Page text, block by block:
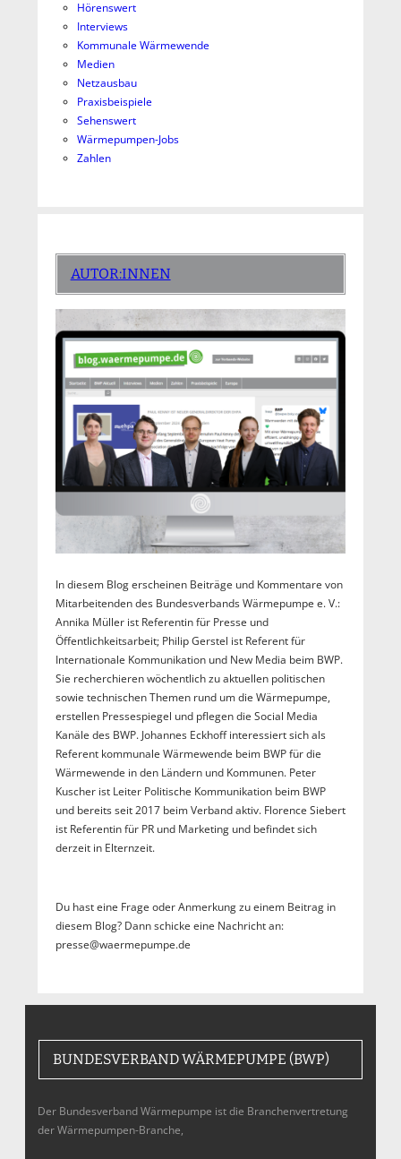
Hörenswert
Interviews
Kommunale Wärmewende
Medien
Netzausbau
Praxisbeispiele
Sehenswert
Wärmepumpen-Jobs
Zahlen
AUTOR:INNEN
In diesem Blog erscheinen Beiträge und Kommentare von
Mitarbeitenden des Bundesverbands Wärmepumpe e. V.:
Annika Müller ist Referentin für Presse und
Öffentlichkeitsarbeit; Philip Gerstel ist Referent für
Internationale Kommunikation und New Media beim BWP.
Sie recherchieren wöchentlich zu aktuellen politischen
sowie technischen Themen rund um die Wärmepumpe,
erstellen Pressespiegel und pflegen die Social Media
Kanäle des BWP. Johannes Eckhoff interessiert sich als
Referent kommunale Wärmewende beim BWP für die
Wärmewende in den Ländern und Kommunen. Peter
Kuscher ist Leiter Politische Kommunikation beim BWP
und bereits seit 2017 beim Verband aktiv. Florence Siebert
ist Referentin für PR und Marketing und befindet sich
derzeit in Elternzeit.
Du hast eine Frage oder Anmerkung zu einem Beitrag in
diesem Blog? Dann schicke eine Nachricht an:
presse@waermepumpe.de
BUNDESVERBAND WÄRMEPUMPE (BWP)
Der Bundesverband Wärmepumpe ist die Branchenvertretung
der Wärmepumpen-Branche,